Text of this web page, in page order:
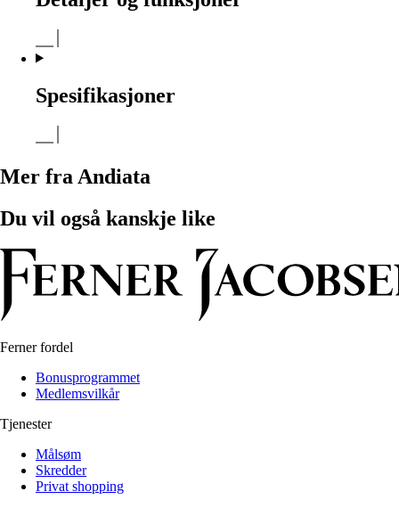
Spesifikasjoner
Mer fra Andiata
Du vil også kanskje like
Ferner fordel
Bonusprogrammet
Medlemsvilkår
Tjenester
Målsøm
Skredder
Privat shopping